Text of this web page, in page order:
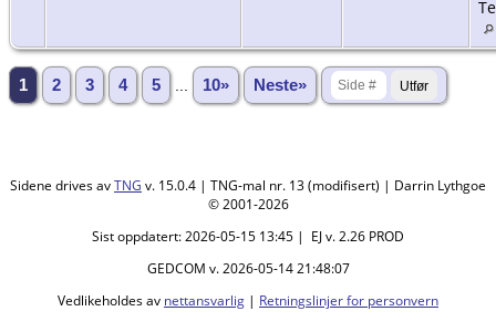
1 2 3 4 5 10» Neste»
Sidene drives avTNG v. 15.0.4 | TNG-mal nr. 13 (modifisert) | Darrin Lythgoe
© 2001-2026
Sist oppdatert: 2026-05-15 13:45 | EJ v. 2.26 PROD
GEDCOM v. 2026-05-14 21:48:07
Vedlikeholdes av nettansvarlig | Retningslinjer for personvern